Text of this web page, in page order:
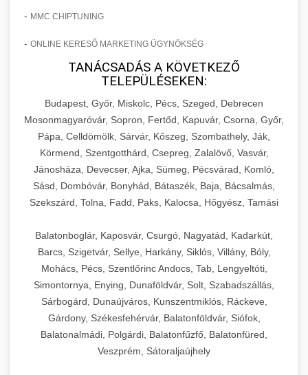
- MMC CHIPTUNING
- ONLINE KERESŐ MARKETING ÜGYNÖKSÉG
TANÁCSADÁS A KÖVETKEZŐ
TELEPÜLÉSEKEN:
Budapest, Győr, Miskolc, Pécs, Szeged, Debrecen
Mosonmagyaróvár, Sopron, Fertőd, Kapuvár, Csorna, Győr,
Pápa, Celldömölk, Sárvár, Kőszeg, Szombathely, Ják,
Körmend, Szentgotthárd, Csepreg, Zalalövő, Vasvár,
Jánosháza, Devecser, Ajka, Sümeg, Pécsvárad, Komló,
Sásd, Dombóvár, Bonyhád, Bátaszék, Baja, Bácsalmás,
Szekszárd, Tolna, Fadd, Paks, Kalocsa, Hőgyész, Tamási
Balatonboglár, Kaposvár, Csurgó, Nagyatád, Kadarkút,
Barcs, Szigetvár, Sellye, Harkány, Siklós, Villány, Bóly,
Mohács, Pécs, Szentlőrinc Andocs, Tab, Lengyeltóti,
Simontornya, Enying, Dunaföldvár, Solt, Szabadszállás,
Sárbogárd, Dunaújváros, Kunszentmiklós, Ráckeve,
Gárdony, Székesfehérvár, Balatonföldvár, Siófok,
Balatonalmádi, Polgárdi, Balatonfűzfő, Balatonfüred,
Veszprém, Sátoraljaújhely